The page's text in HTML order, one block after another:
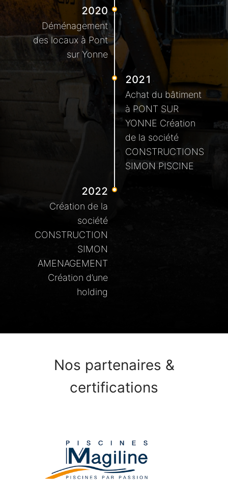
2020
Déménagement
des locaux à Pont
sur Yonne
2021
Achat du bâtiment
à PONT SUR
YONNE Création
de la société
CONSTRUCTIONS
SIMON PISCINE
2022
Création de la
société
CONSTRUCTION
SIMON
AMENAGEMENT
Création d’une
holding
Nos partenaires &
certifications